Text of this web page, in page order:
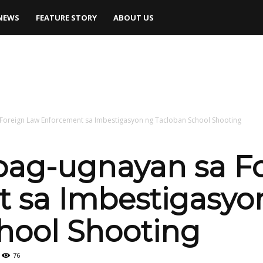
FEATURE STORY ABOUT US
Law Enforcement sa Imbestigasyon ng Tacloban School Shooting
ugnayan sa
sa
Shooting
76